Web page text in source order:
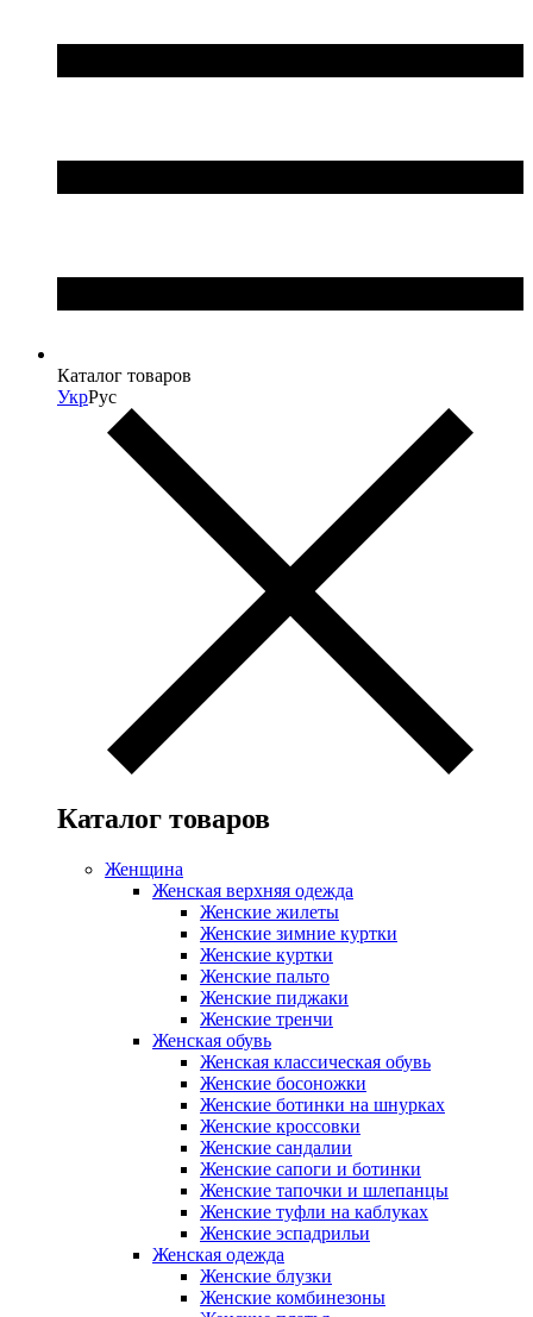
Каталог товаров
УкрРус
Каталог товаров
Женщина
Женская верхняя одежда
Женские жилеты
Женские зимние куртки
Женские куртки
Женские пальто
Женские пиджаки
Женские тренчи
Женская обувь
Женская классическая обувь
Женские босоножки
Женские ботинки на шнурках
Женские кроссовки
Женские сандалии
Женские сапоги и ботинки
Женские тапочки и шлепанцы
Женские туфли на каблуках
Женские эспадрильи
Женская одежда
Женские блузки
Женские комбинезоны